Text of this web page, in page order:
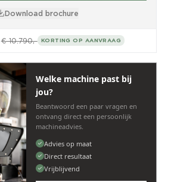
Download brochure
€ 10.790,- KORTING OP AANVRAAG
Welke machine past bij
jou?
Beantwoord een paar vragen en
ontvang direct een persoonlijk
machineadvies.
Advies op maat
Direct resultaat
Vrijblijvend